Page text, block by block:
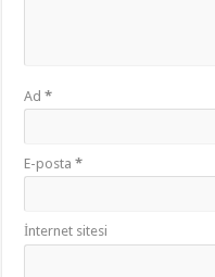
Ad*
E-posta*
İnternet sitesi